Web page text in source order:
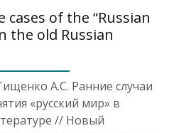
cases of the “Russian
the old Russian
А.С. Ранние случаи
«русский мир» в
// Новый